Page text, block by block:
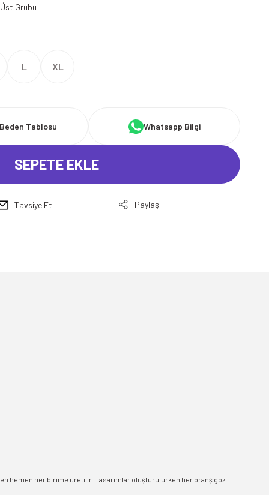
Grubu
L XL
Tablosu Whatsapp Bilgi
SEPETE EKLE
Tavsiye Et Paylaş
hemen her birime üretilir. Tasarımlar oluşturulurken her branş göz